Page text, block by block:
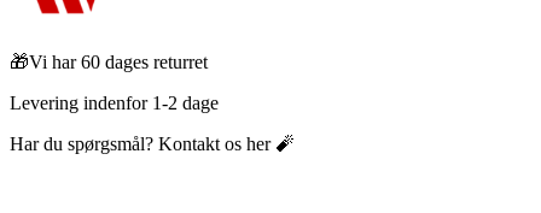
🎁Vi har 60 dages returret
Levering indenfor 1-2 dage
Har du spørgsmål? Kontakt os her 🧨